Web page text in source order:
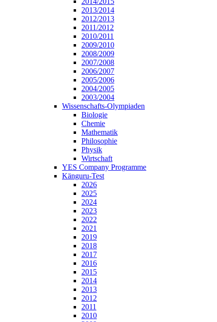
2013/2014
2012/2013
2011/2012
2010/2011
2009/2010
2008/2009
2007/2008
2006/2007
2005/2006
2004/2005
2003/2004
Wissenschafts-Olympiaden
Biologie
Chemie
Mathematik
Philosophie
Physik
Wirtschaft
YES Company Programme
Känguru-Test
2026
2025
2024
2023
2022
2021
2019
2018
2017
2016
2015
2014
2013
2012
2011
2010